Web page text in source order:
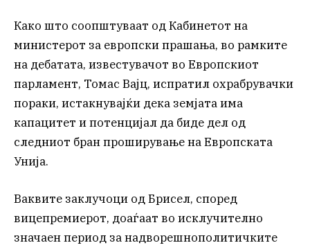
Како што соопштуваат од Кабинетот на
министерот за европски прашања, во рамките
на дебатата, известувачот во Европскиот
парламент, Томас Вајц, испратил охрабрувачки
пораки, истакнувајќи дека земјата има
капацитет и потенцијал да биде дел од
следниот бран проширување на Европската
Унија.
Ваквите заклучоци од Брисел, според
вицепремиерот, доаѓаат во исклучително
значаен период за надворешнополитичките